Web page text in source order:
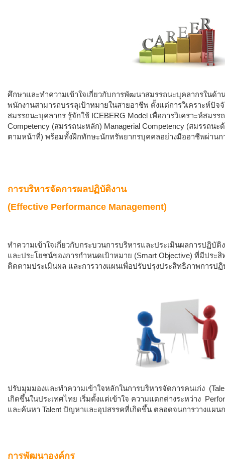
ศึกษาและทำความเข้าใจเกี่ยวกับการพัฒนาสมรรถนะบุคลากรในด้า
พนักงานสามารถบรรลุเป้าหมายในสายอาชีพ ตั้งแต่การวิเคราะห์ปั
สมรรถนะบุคลากร รู้จักใช้ ICEBERG Model เพื่อการวิเคราะห์สมร
Competency (สมรรถนะหลัก) Managerial Competency (สมรรถน
ตามหน้าที่) พร้อมทั้งฝึกทักษะนักทรัพยากรบุคคลอย่างมืออาชีพผ่านกา
การบริหารจัดการผลปฏิบัติงาน
(Effective Performance Management)
ทำความเข้าใจเกี่ยวกับกระบวนการบริหารและประเมินผลการปฏิบั
และประโยชน์ของการกำหนดเป้าหมาย (Smart Objective) ที่มีปร
ติดตามประเมินผล และการวางแผนเพื่อปรับปรุงประสิทธิภาพการป
ปรับมุมมองและทำความเข้าใจหลักในการบริหารจัดการคนเก่ง
เกิดขึ้นในประเทศไทย เริ่มตั้งแต่เข้าใจ ความแตกต่างระหว่าง
และค้นหา Talent ปัญหาและอุปสรรคที่เกิดขึ้น ตลอดจนการวางแผน
การพัฒนาองค์กร